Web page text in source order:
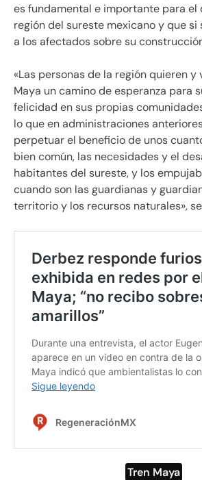
es fundamental e importante para el
región del sureste mexicano y que si
a los afectados sobre su
«Las personas de la región quieren y
Maya un camino de esperanza para
felicidad en sus propias
lo que en administraciones
perpetuar el beneficio de unos
bien común, las necesidades y el
habitantes del sureste, y los
cuando son las guardianas y
territorio y los recursos naturales»,
Tren Maya